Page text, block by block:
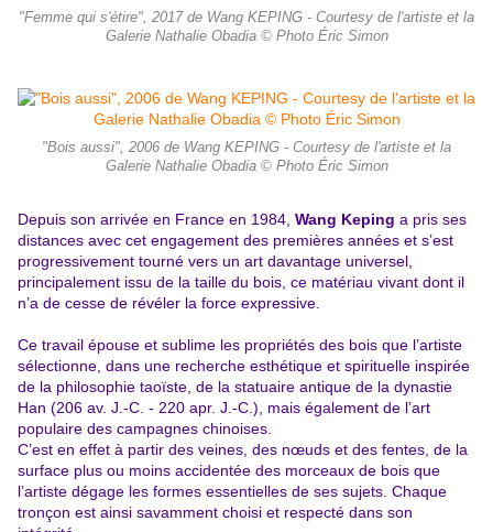
"Femme qui s'étire", 2017 de Wang KEPING - Courtesy de l'artiste et la
Galerie Nathalie Obadia © Photo Éric Simon
"Bois aussi", 2006 de Wang KEPING - Courtesy de l'artiste et la
Galerie Nathalie Obadia © Photo Éric Simon
Depuis son arrivée en France en 1984, Wang Keping a pris ses
distances avec cet engagement des premières années et s’est
progressivement tourné vers un art davantage universel,
principalement issu de la taille du bois, ce matériau vivant dont il
n’a de cesse de révéler la force expressive.
Ce travail épouse et sublime les propriétés des bois que l’artiste
sélectionne, dans une recherche esthétique et spirituelle inspirée
de la philosophie taoïste, de la statuaire antique de la dynastie
Han (206 av. J.-C. - 220 apr. J.-C.), mais également de l’art
populaire des campagnes chinoises.
C’est en effet à partir des veines, des nœuds et des fentes, de la
surface plus ou moins accidentée des morceaux de bois que
l’artiste dégage les formes essentielles de ses sujets. Chaque
tronçon est ainsi savamment choisi et respecté dans son